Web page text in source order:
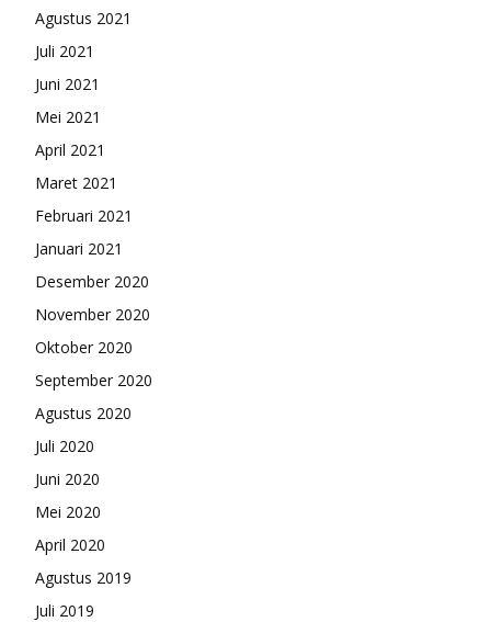
Agustus 2021
Juli 2021
Juni 2021
Mei 2021
April 2021
Maret 2021
Februari 2021
Januari 2021
Desember 2020
November 2020
Oktober 2020
September 2020
Agustus 2020
Juli 2020
Juni 2020
Mei 2020
April 2020
Agustus 2019
Juli 2019